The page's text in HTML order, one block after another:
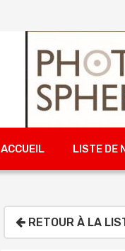
ACCUEIL LISTE DE
RETOUR À LA